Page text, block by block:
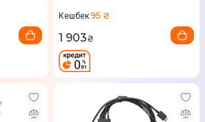
Кешбек95 ₴
1 903₴